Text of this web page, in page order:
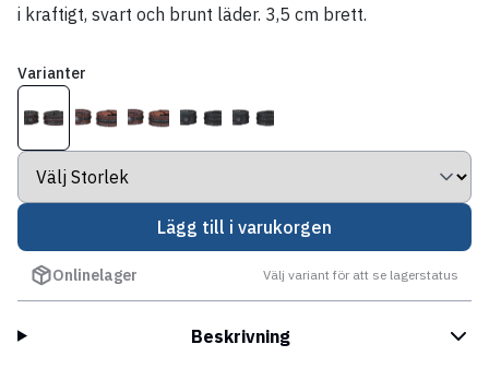
i kraftigt, svart och brunt läder. 3,5 cm brett.
Varianter
Lägg till i varukorgen
Onlinelager Välj variant för att se lagerstatus
Beskrivning